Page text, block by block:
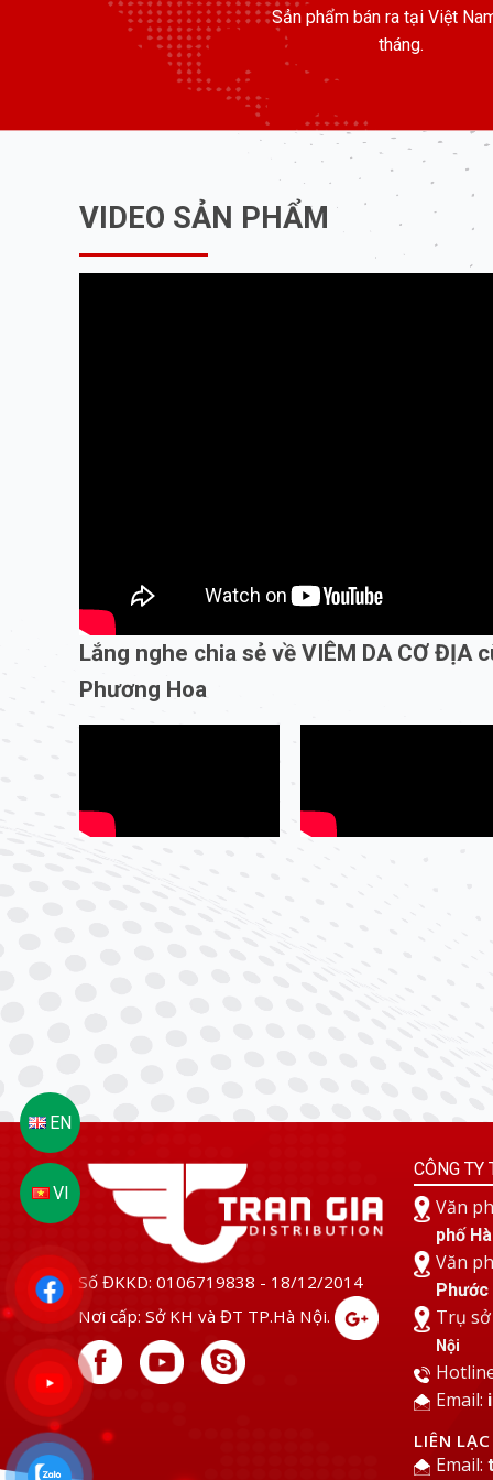
Sản phẩm bán ra tại Việt
tháng.
VIDEO SẢN PHẨM
Lắng nghe chia sẻ về VIÊM DA CƠ ĐỊA
Phương Hoa
Số ĐKKD: 0106719838 - 18/12/2014
Nơi cấp: Sở KH và ĐT TP.Hà Nội.
CÔNG TY
Văn
phố
Văn
Trụ
Nội
Email:
LIÊN
Email: